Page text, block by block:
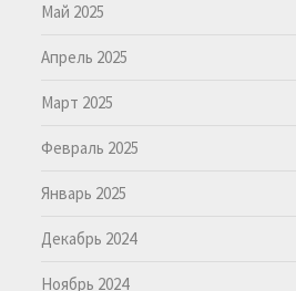
Май 2025
Апрель 2025
Март 2025
Февраль 2025
Январь 2025
Декабрь 2024
Ноябрь 2024